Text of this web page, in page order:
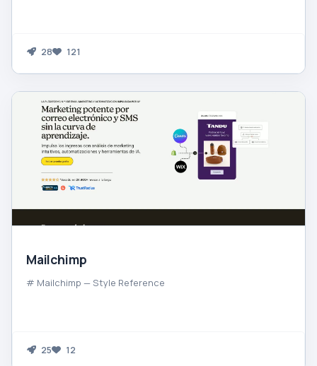
28 121
Mailchimp
# Mailchimp — Style Reference
25 12